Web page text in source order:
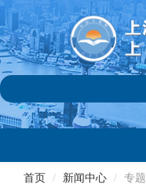
商
首页 / 新闻中心 / 专